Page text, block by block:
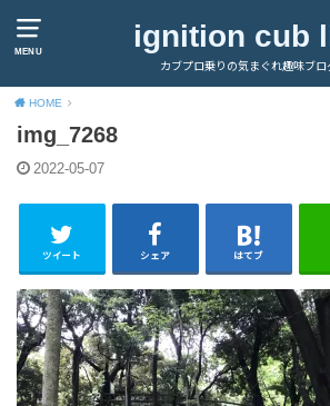
MENU ignition cub
カブプロ乗りの気まぐれ趣味ブロ
HOME
img_7268
2022-05-07
ツイート シェア はてブ